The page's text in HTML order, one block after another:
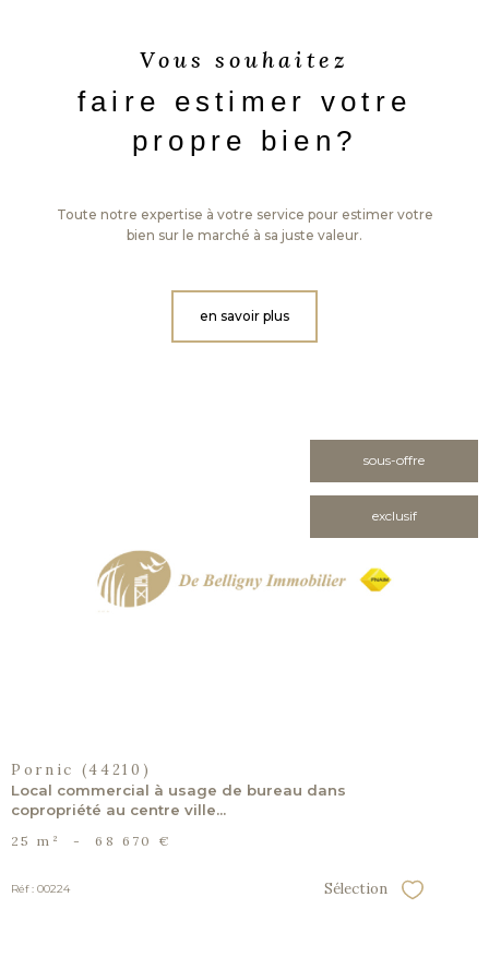
Vous souhaitez
faire estimer votre
propre bien?
Toute notre expertise à votre service pour estimer votre
bien sur le marché à sa juste valeur.
en savoir plus
sous-offre
exclusif
bien
Pornic (44210)
Local commercial à usage de bureau dans
copropriété au centre ville...
25 m² - 68 670 €
Réf : 00224 Sélection Sélectionner